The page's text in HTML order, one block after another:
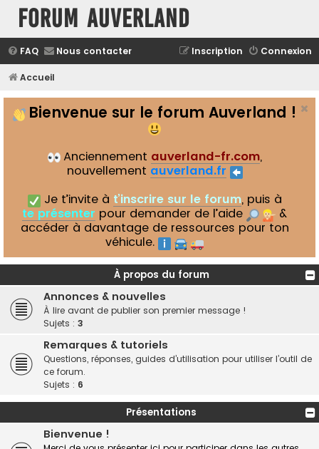
Forum Auverland
FAQ Nous contacter Connexion
Inscription
Accueil
Bienvenue sur le forum Auverland !
Anciennement auverland-fr.com,
nouvellement auverland.fr
Je t’invite à t’inscrire sur le forum, puis à
te présenter pour demander de l’aide
&
accéder à davantage de ressources pour ton
véhicule.
À propos du forum
Annonces & nouvelles
À lire avant de publier son premier message !
Sujets : 3
Remarques & tutoriels
Questions, réponses, guides d’utilisation pour utiliser l’outil de
ce forum.
Sujets : 6
Présentations
Bienvenue !